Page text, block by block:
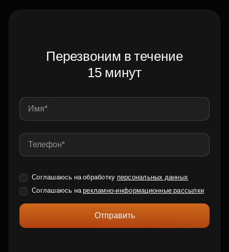
Перезвоним в течение
15 минут
Соглашаюсь на обработку персональных данных
Соглашаюсь нарекламно-информационные рассылки
Отправить